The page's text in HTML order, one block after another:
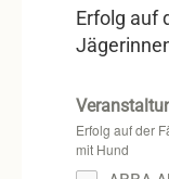
Erfolg auf
Erfolg auf der
mit Hund